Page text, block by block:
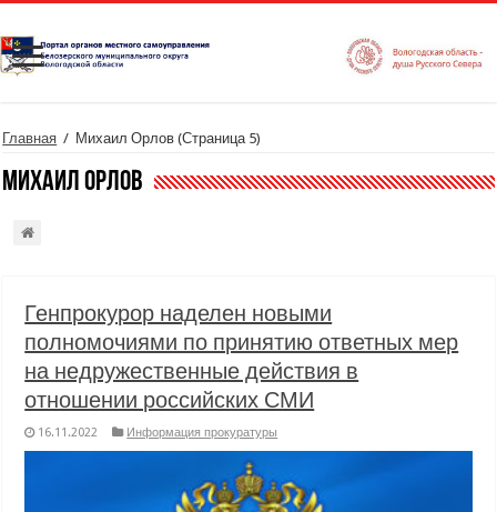
Главная / Михаил Орлов (Страница 5)
Михаил Орлов
Генпрокурор наделен новыми
полномочиями по принятию ответных мер
на недружественные действия в
отношении российских СМИ
16.11.2022 Информация прокуратуры